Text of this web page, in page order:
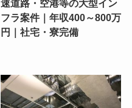
速道路・空港等の大型イン
フラ案件｜年収400～800万
円｜社宅・寮完備